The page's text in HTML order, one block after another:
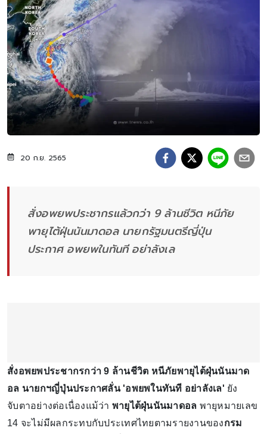
20 ก.ย. 2565
สั่งอพยพประชากรแล้วกว่า 9 ล้านชีวิต หนีภัย
พายุไต้ฝุ่นนันมาดอล นายกรัฐมนตรีญี่ปุ่น
ประกาศ อพยพในทันที อย่าลังเล
สั่งอพยพประชากรกว่า 9 ล้านชีวิต หนีภัยพายุไต้ฝุ่นนันมาด
อล นายกฯญี่ปุ่นประกาศลั่น 'อพยพในทันที อย่าลังเล' ยัง
จับตาอย่างต่อเนื่องแม้ว่า พายุไต้ฝุ่นนันมาดอล พายุหมายเลข
14 จะไม่มีผลกระทบกับประเทศไทยตามรายงานของกรม